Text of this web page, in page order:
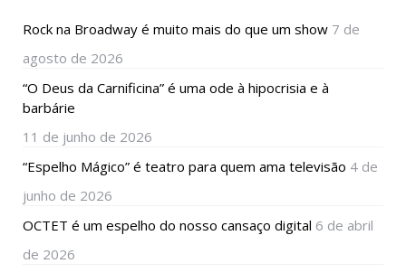
Rock na Broadway é muito mais do que um show 7 de
agosto de 2026
“O Deus da Carnificina” é uma ode à hipocrisia e à
barbárie
11 de junho de 2026
“Espelho Mágico” é teatro para quem ama televisão 4 de
junho de 2026
OCTET é um espelho do nosso cansaço digital 6 de abril
de 2026